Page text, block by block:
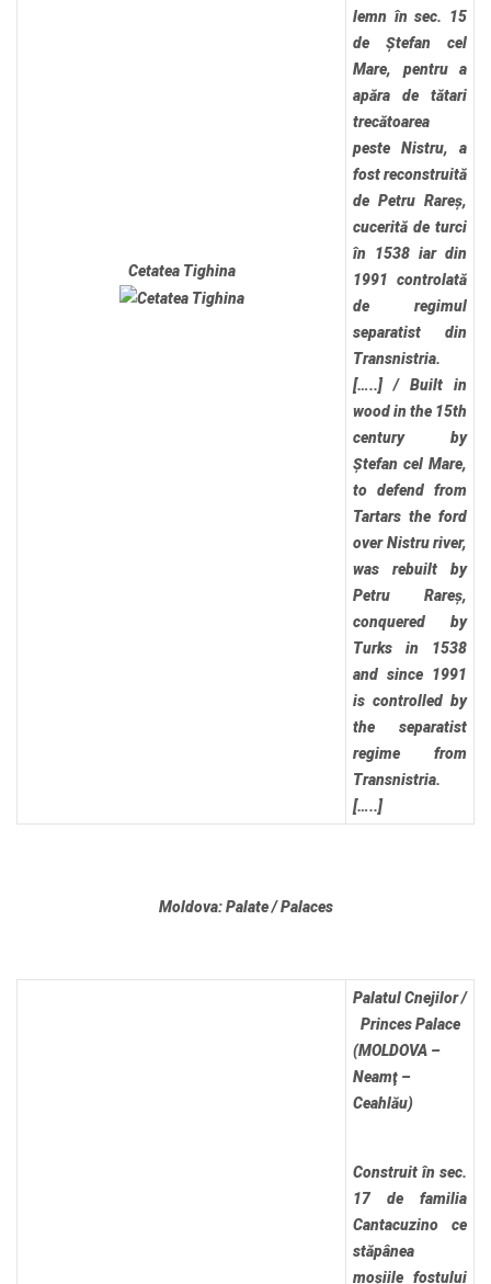
Cetatea Tighina
lemn în sec. 15
de Ștefan cel
Mare, pentru a
apăra de tătari
trecătoarea
peste Nistru, a
fost reconstruită
de Petru Rareș,
cucerită de turci
în 1538 iar din
1991 controlată
de regimul
separatist din
Transnistria.
[…..] / Built in
wood in the 15th
century by
Ștefan cel Mare,
to defend from
Tartars the ford
over Nistru river,
was rebuilt by
Petru Rareș,
conquered by
Turks in 1538
and since 1991
is controlled by
the separatist
regime from
Transnistria.
[…..]
Moldova: Palate / Palaces
Palatul Cnejilor /
Princes Palace
(MOLDOVA –
Neamţ –
Ceahlău)
Construit în sec.
17 de familia
Cantacuzino ce
stăpânea
moșiile fostului